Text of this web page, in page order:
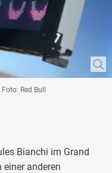
Red Bull
Bianchi im Grand
anderen